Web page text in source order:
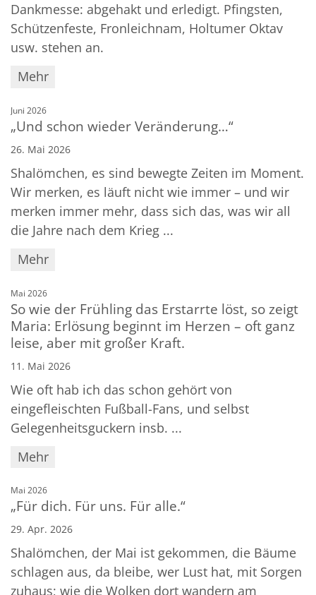
Dankmesse: abgehakt und erledigt. Pfingsten,
Schützenfeste, Fronleichnam, Holtumer Oktav
usw. stehen an.
Mehr
Juni 2026:
„Und schon wieder Veränderung…“
26. Mai 2026
Shalömchen, es sind bewegte Zeiten im Moment.
Wir merken, es läuft nicht wie immer – und wir
merken immer mehr, dass sich das, was wir all
die Jahre nach dem Krieg ...
Mehr
Mai 2026:
So wie der Frühling das Erstarrte löst, so zeigt
Maria: Erlösung beginnt im Herzen – oft ganz
leise, aber mit großer Kraft.
11. Mai 2026
Wie oft hab ich das schon gehört von
eingefleischten Fußball-Fans, und selbst
Gelegenheitsguckern insb. ...
Mehr
Mai 2026:
„Für dich. Für uns. Für alle.“
29. Apr. 2026
Shalömchen, der Mai ist gekommen, die Bäume
schlagen aus, da bleibe, wer Lust hat, mit Sorgen
zuhaus; wie die Wolken dort wandern am